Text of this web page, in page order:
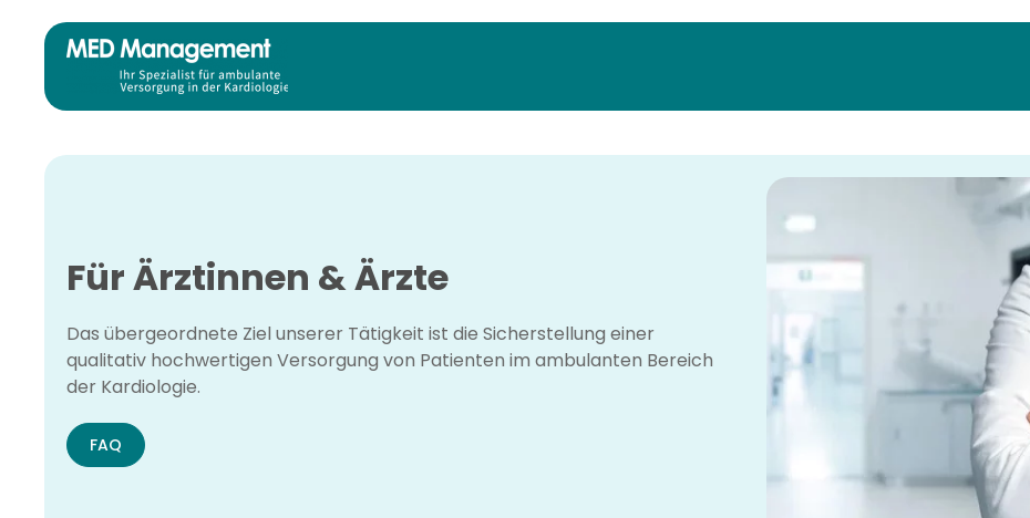
Zum Hauptinhalt springen
Für Ärztinnen & Ärzte
Das übergeordnete Ziel unserer Tätigkeit ist die Sicherstellung einer
qualitativ hochwertigen Versorgung von Patienten im ambulanten Bereich
der Kardiologie.
FAQ